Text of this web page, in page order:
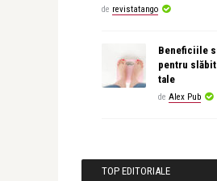
de revistatango
Beneficiile
pentru
tale
de Alex Pub
TOP EDITORIALE